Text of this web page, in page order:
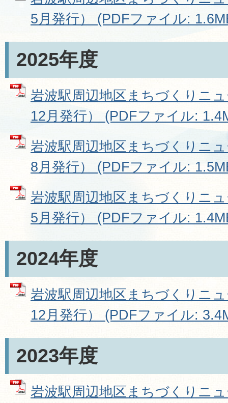
5月発行） (PDFファイル:
2025年度
岩波駅周辺地区まちづくりニ
12月発行） (PDFファイル:
岩波駅周辺地区まちづくりニ
8月発行） (PDFファイル:
岩波駅周辺地区まちづくりニ
5月発行） (PDFファイル:
2024年度
岩波駅周辺地区まちづくりニ
12月発行） (PDFファイル:
2023年度
岩波駅周辺地区まちづくりニ